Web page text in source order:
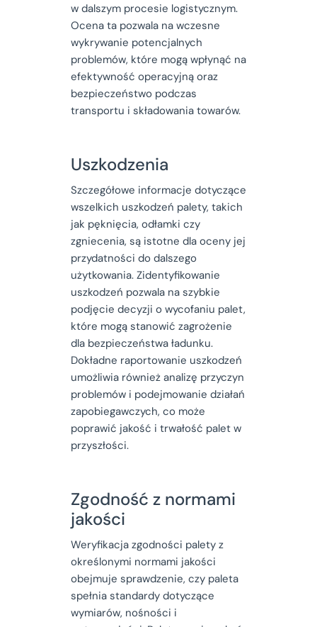
w dalszym procesie logistycznym.
Ocena ta pozwala na wczesne
wykrywanie potencjalnych
problemów, które mogą wpłynąć na
efektywność operacyjną oraz
bezpieczeństwo podczas
transportu i składowania towarów.
Uszkodzenia
Szczegółowe informacje dotyczące
wszelkich uszkodzeń palety, takich
jak pęknięcia, odłamki czy
zgniecenia, są istotne dla oceny jej
przydatności do dalszego
użytkowania. Zidentyfikowanie
uszkodzeń pozwala na szybkie
podjęcie decyzji o wycofaniu palet,
które mogą stanowić zagrożenie
dla bezpieczeństwa ładunku.
Dokładne raportowanie uszkodzeń
umożliwia również analizę przyczyn
problemów i podejmowanie działań
zapobiegawczych, co może
poprawić jakość i trwałość palet w
przyszłości.
Zgodność z normami
jakości
Weryfikacja zgodności palety z
określonymi normami jakości
obejmuje sprawdzenie, czy paleta
spełnia standardy dotyczące
wymiarów, nośności i